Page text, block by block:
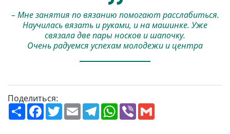
– Мне занятия по вязанию помогают расслабиться.
Научилась вязать и руками, и на машинке. Уже
связала две пары носков и шапочку.
Очень радуемся успехам молодежи и центра
Поделиться:
П
о
F
a
T
w
E
m
T
e
W
h
V